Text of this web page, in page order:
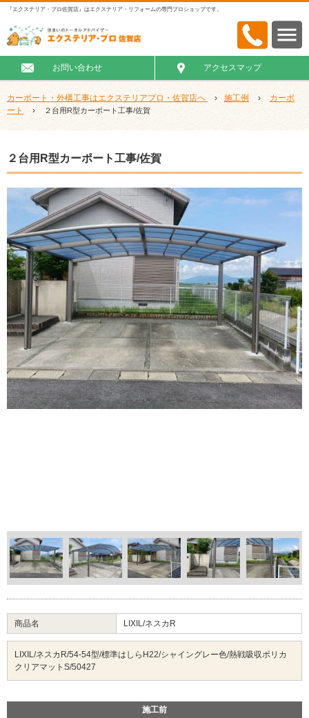
『エクステリア・プロ佐賀店』はエクステリア・リフォームの専門プロショップです。
お問い合わせ アクセスマップ
カーポート・外構工事はエクステリアプロ・佐賀店へ › 施工例 ›
カーポ
ート
› ２台用R型カーポート工事/佐賀
２台用R型カーポート工事/佐賀
商品名 LIXIL/ネスカR
LIXIL/ネスカR/54-54型/標準はしらH22/シャイングレー色/熱戦吸収ポリカ
クリアマットS/50427
施工前